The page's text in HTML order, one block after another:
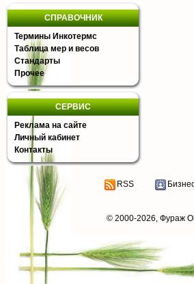
СПРАВОЧНИК
Термины Инкотермс
Таблица мер и весов
Стандарты
Прочее
СЕРВИС
Реклама на сайте
Личный кабинет
Контакты
RSS
© 2000-2026, Фураж